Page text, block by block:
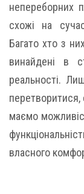
непереборних
схожі на
Багато хто з
винайдені в
реальності.
маємо
власного